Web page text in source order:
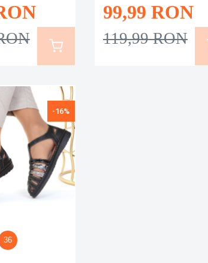
99,99 RON
119,99 RON
-16%
36